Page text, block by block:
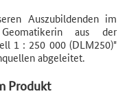
Auszubildenden im
aus der
1 : 250 000 (DLM250)"
abgeleitet.
Produkt